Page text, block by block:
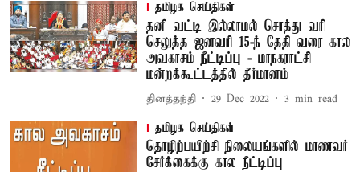
தமிழக செய்திகள்
தனி வட்டி இல்லாமல் சொத்து வரி
செலுத்த ஜனவரி 15-ந் தேதி வரை கால
அவகாசம் நீட்டிப்பு - மாநகராட்சி
மன்றக்கூட்டத்தில் தீர்மானம்
தினத்தந்தி 29 Dec 2022 3 min read
தமிழக செய்திகள்
தொழிற்பயிற்சி நிலையங்களில் மாணவர்
சேர்க்கைக்கு கால நீட்டிப்பு